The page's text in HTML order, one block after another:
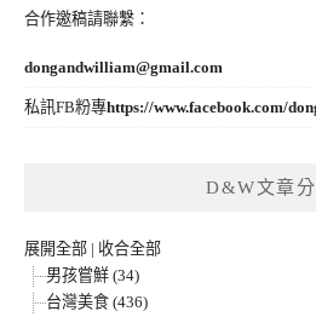
合作邀稿請聯繫：
dongandwilliam@gmail.com
私訊FB粉專https://www.facebook.com/
D&W文章
展開全部 | 收合全部
男孩嘗鮮 (34)
台灣美食 (436)